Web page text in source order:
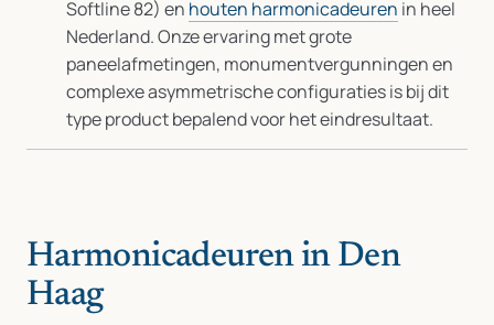
Softline 82) en houten harmonicadeuren in heel
Nederland. Onze ervaring met grote
paneelafmetingen, monumentvergunningen en
complexe asymmetrische configuraties is bij dit
type product bepalend voor het eindresultaat.
Harmonicadeuren in Den
Haag